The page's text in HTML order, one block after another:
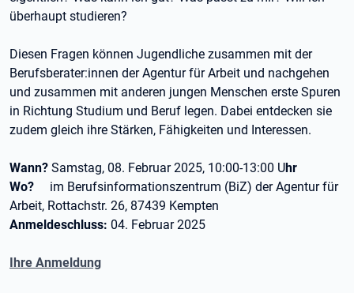
überhaupt studieren?
Diesen Fragen können Jugendliche zusammen mit der
Berufsberater:innen der Agentur für Arbeit und nachgehen
und zusammen mit anderen jungen Menschen erste Spuren
in Richtung Studium und Beruf legen. Dabei entdecken sie
zudem gleich ihre Stärken, Fähigkeiten und Interessen.
Wann? Samstag, 08. Februar 2025, 10:00-13:00 Uhr
Wo? im Berufsinformationszentrum (BiZ) der Agentur für
Arbeit, Rottachstr. 26, 87439 Kempten
Anmeldeschluss: 04. Februar 2025
Ihre Anmeldung